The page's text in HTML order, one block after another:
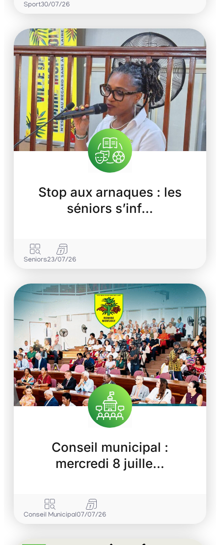
Sport30/07/26
Stop aux arnaques : les
séniors s’inf…
Seniors23/07/26
Conseil municipal :
mercredi 8 juille…
Conseil Municipal07/07/26